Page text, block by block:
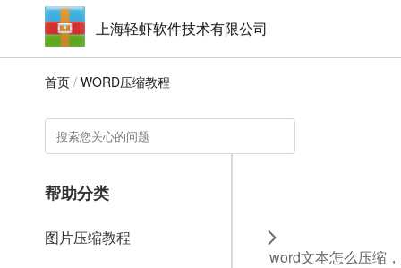
上海轻虾软件技术有限公司
首页 / WORD压缩教程
帮助分类
图片压缩教程
word文本怎么压缩